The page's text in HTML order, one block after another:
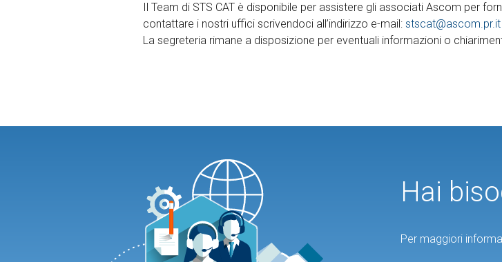
Il Team di STS CAT è disponibile per assistere gli associati Ascom per
contattare i nostri uffici scrivendoci all’indirizzo e-mail: stscat@ascom.pr.it
La segreteria rimane a disposizione per eventuali informazioni o
Hai
Per maggiori